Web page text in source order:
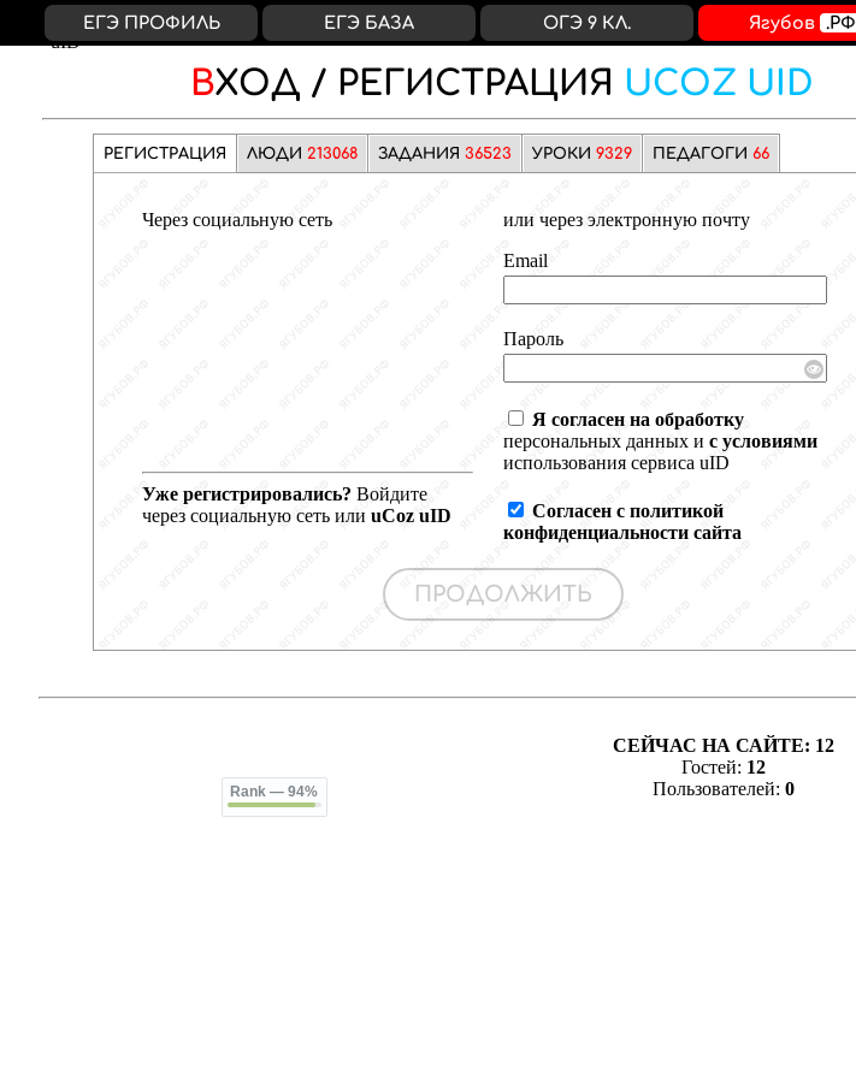
ВХОД / РЕГИСТРАЦИЯ UCOZ UID
РЕГИСТРАЦИЯ ЛЮДИ 213068 ЗАДАНИЯ 36523 УРОКИ 9329 ПЕДАГОГИ 66
Через социальную сеть
ВКонтакте
Яндекс
Google
Facebook
uCoz
uID
Уже регистрировались? Войдите
через социальную сеть или uCoz uID
или через электронную почту
Email
Пароль
Я согласен на обработку
персональных данных и с условиями
использования сервиса uID
Согласен с политикой
конфиденциальности сайта
ЕГЭ ПРОФИЛЬ ЕГЭ БАЗА ОГЭ 9 КЛ. Ягубов .РФ
Rank — 94%
СЕЙЧАС НА САЙТЕ: 12
Гостей: 12
Пользователей: 0